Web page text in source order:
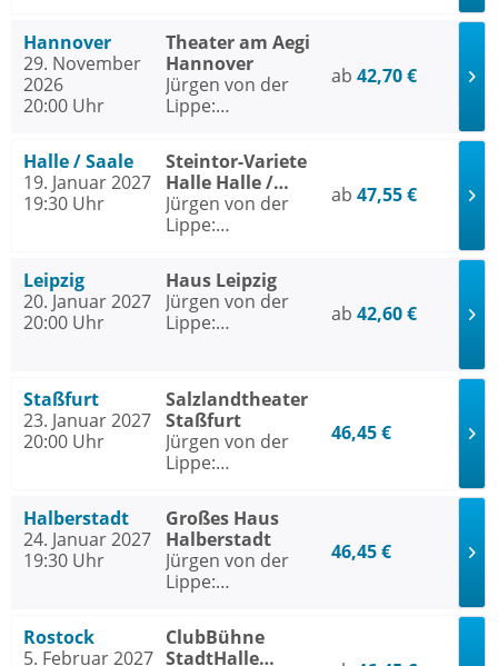
Comedy-Lesung
Hannover
29. November
2026
20:00 Uhr
Theater am Aegi
Hannover
Jürgen von der
Lippe:
Comedy-Lesung
ab 42,70 €
Halle / Saale
19. Januar 2027
19:30 Uhr
Steintor-Variete
Halle Halle /
Saale
Jürgen von der
Lippe:
Comedy-Lesung
ab 47,55 €
Leipzig
20. Januar 2027
20:00 Uhr
Haus Leipzig
Jürgen von der
Lippe:
ab 42,60 €
Staßfurt
23. Januar 2027
20:00 Uhr
Salzlandtheater
Staßfurt
Jürgen von der
Lippe:
Comedy-Lesung
46,45 €
Halberstadt
24. Januar 2027
19:30 Uhr
Großes Haus
Halberstadt
Jürgen von der
Lippe:
Comedy-Lesung
46,45 €
Rostock
5. Februar 2027
ClubBühne
StadtHalle